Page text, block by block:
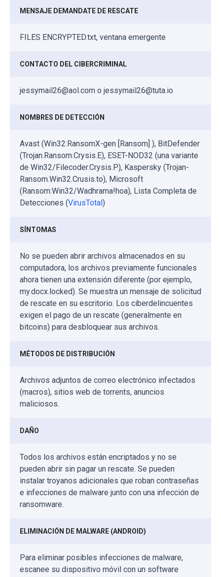
MENSAJE DEMANDATE DE RESCATE
FILES ENCRYPTED.txt, ventana emergente
CONTACTO DEL CIBERCRIMINAL
jessymail26@aol.com o jessymail26@tuta.io
NOMBRES DE DETECCIÓN
Avast (Win32:RansomX-gen [Ransom] ), BitDefender
(Trojan.Ransom.Crysis.E), ESET-NOD32 (una variante
de Win32/Filecoder.Crysis.P), Kaspersky (Trojan-
Ransom.Win32.Crusis.to), Microsoft
(Ransom:Win32/Wadhrama!hoa), Lista Completa de
Detecciones (VirusTotal)
SÍNTOMAS
No se pueden abrir archivos almacenados en su
computadora, los archivos previamente funcionales
ahora tienen una extensión diferente (por ejemplo,
my.docx.locked). Se muestra un mensaje de solicitud
de rescate en su escritorio. Los ciberdelincuentes
exigen el pago de un rescate (generalmente en
bitcoins) para desbloquear sus archivos.
MÉTODOS DE DISTRIBUCIÓN
Archivos adjuntos de correo electrónico infectados
(macros), sitios web de torrents, anuncios
maliciosos.
DAÑO
Todos los archivos están encriptados y no se
pueden abrir sin pagar un rescate. Se pueden
instalar troyanos adicionales que roban contraseñas
e infecciones de malware junto con una infección de
ransomware.
ELIMINACIÓN DE MALWARE (ANDROID)
Para eliminar posibles infecciones de malware,
escanee su dispositivo móvil con un software